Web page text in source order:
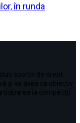
în runda
sportiv de drept
și va avea ca obiectiv
la competiţii